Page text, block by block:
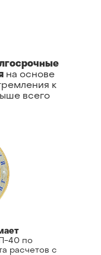
на основе
к
всего
40 по
расчетов с